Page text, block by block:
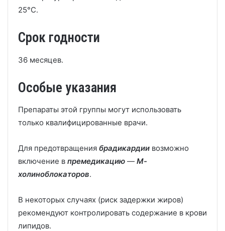
25°С.
Срок годности
36 месяцев.
Особые указания
Препараты этой группы могут использовать
только квалифицированные врачи.
Для предотвращения брадикардии возможно
включение в премедикацию — М-
холиноблокаторов.
В некоторых случаях (риск задержки жиров)
рекомендуют контролировать содержание в крови
липидов.